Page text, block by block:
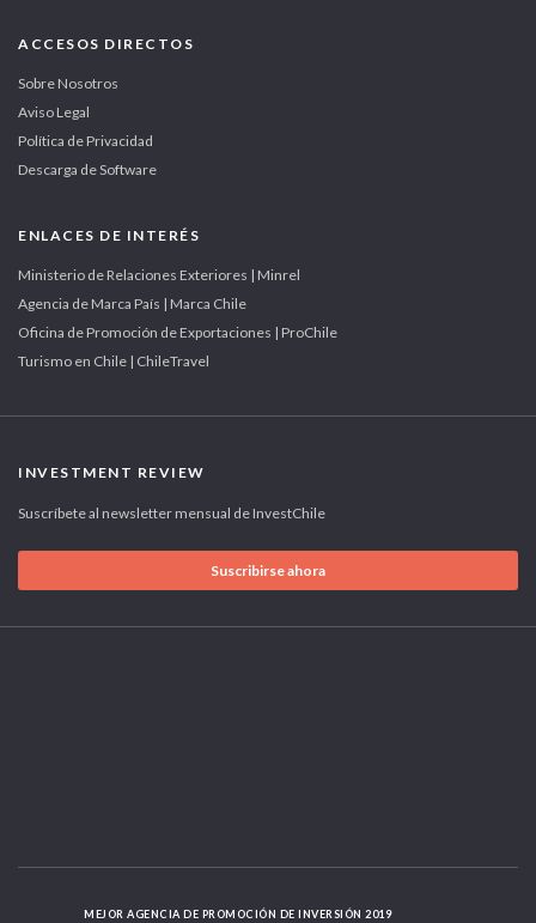
ACCESOS DIRECTOS
Sobre Nosotros
Aviso Legal
Política de Privacidad
Descarga de Software
ENLACES DE INTERÉS
Ministerio de Relaciones Exteriores | Minrel
Agencia de Marca País | Marca Chile
Oficina de Promoción de Exportaciones | ProChile
Turismo en Chile | ChileTravel
INVESTMENT REVIEW
Suscríbete al newsletter mensual de InvestChile
Suscribirse ahora
MEJOR AGENCIA DE PROMOCIÓN DE INVERSIÓN 2019